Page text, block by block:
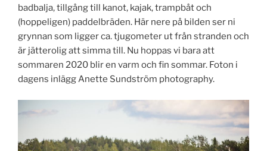
badbalja, tillgång till kanot, kajak, trampbåt och
(hoppeligen) paddelbräden. Här nere på bilden ser ni
grynnan som ligger ca. tjugometer ut från stranden och
är jätterolig att simma till. Nu hoppas vi bara att
sommaren 2020 blir en varm och fin sommar. Foton i
dagens inlägg Anette Sundström photography.